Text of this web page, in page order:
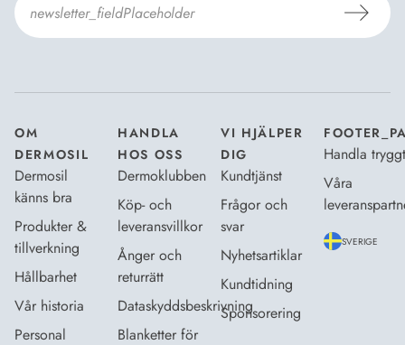
OM
DERMOSIL
Dermosil
känns bra
Produkter &
tillverkning
Hållbarhet
Vår historia
Personal
HANDLA
HOS OSS
Dermoklubben
Köp- och
leveransvillkor
Ånger och
returrätt
Dataskyddsbeskrivning
Blanketter för
VI HJÄLPER
DIG
Kundtjänst
Frågor och
svar
Nyhetsartiklar
Kundtidning
Sponsorering
Handla tryggt
Våra
SVERIGE